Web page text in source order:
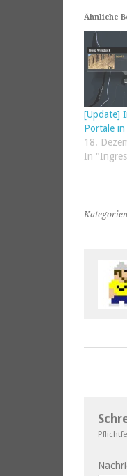
Ähnliche
[Update]
Portale in
18.
In